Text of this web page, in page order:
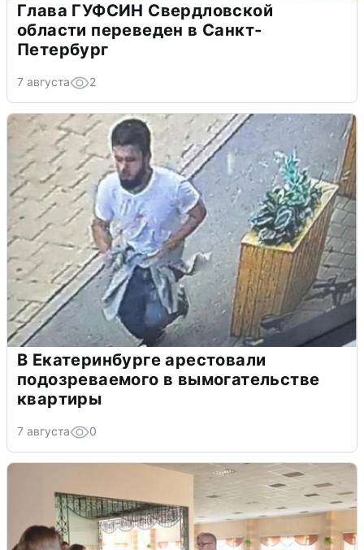
Глава ГУФСИН Свердловской
области переведен в Санкт-
Петербург
7 августа 2
В Екатеринбурге арестовали
подозреваемого в вымогательстве
квартиры
7 августа 0